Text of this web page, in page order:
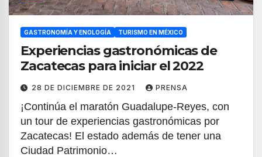
GASTRONOMÍA Y ENOLOGÍA TURISMO EN MÉXICO
Experiencias gastronómicas de
Zacatecas para iniciar el 2022
28 DE DICIEMBRE DE 2021 PRENSA
¡Continúa el maratón Guadalupe-Reyes, con
un tour de experiencias gastronómicas por
Zacatecas! El estado además de tener una
Ciudad Patrimonio…